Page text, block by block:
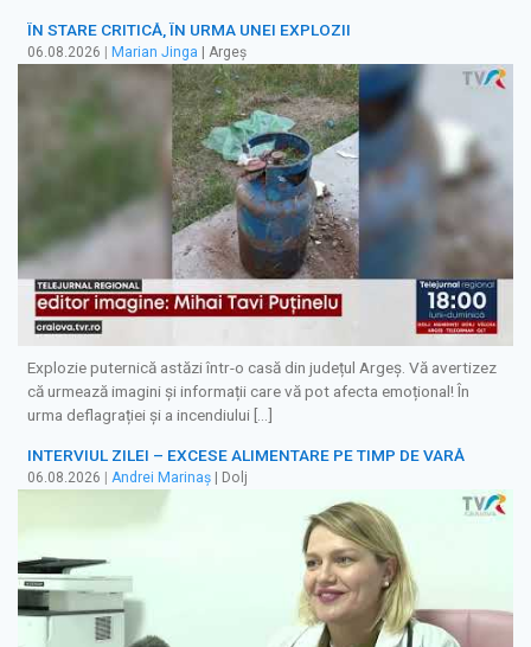
ÎN STARE CRITICĂ, ÎN URMA UNEI EXPLOZII
06.08.2026 | Marian Jinga | Argeș
Explozie puternică astăzi într-o casă din județul Argeș. Vă avertizez
că urmează imagini și informații care vă pot afecta emoțional! În
urma deflagrației și a incendiului […]
INTERVIUL ZILEI – EXCESE ALIMENTARE PE TIMP DE VARĂ
06.08.2026 Andrei Marinaș | Dolj